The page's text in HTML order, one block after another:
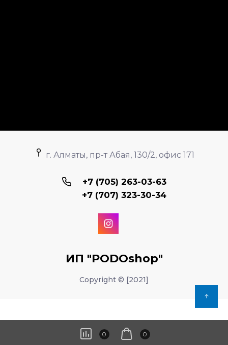
ИП "PODOshop"
Copyright © [2021]
г. Алматы, пр-т Абая, 130/2, офис 171
+7 (705) 263-03-63
+7 (707) 323-30-34
0 0